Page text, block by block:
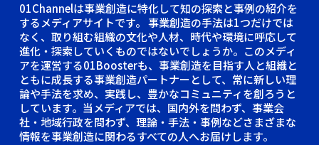
01Channelは事業創造に特化して知の探索と事例の紹介を
するメディアサイトです。 事業創造の手法は1つだけでは
なく、取り組む組織の文化や人材、時代や環境に呼応して
進化・探索していくものではないでしょうか。このメディ
アを運営する01Boosterも、事業創造を目指す人と組織と
ともに成長する事業創造パートナーとして、常に新しい理
論や手法を求め、実践し、豊かなコミュニティを創ろうと
しています。当メディアでは、国内外を問わず、事業会
社・地域行政を問わず、理論・手法・事例などさまざまな
情報を事業創造に関わるすべての人へお届けします。